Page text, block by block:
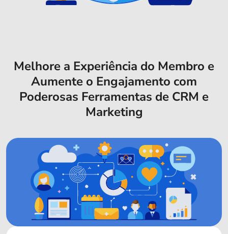
Melhore a Experiência do Membro e
Aumente o Engajamento com
Poderosas Ferramentas de CRM e
Marketing